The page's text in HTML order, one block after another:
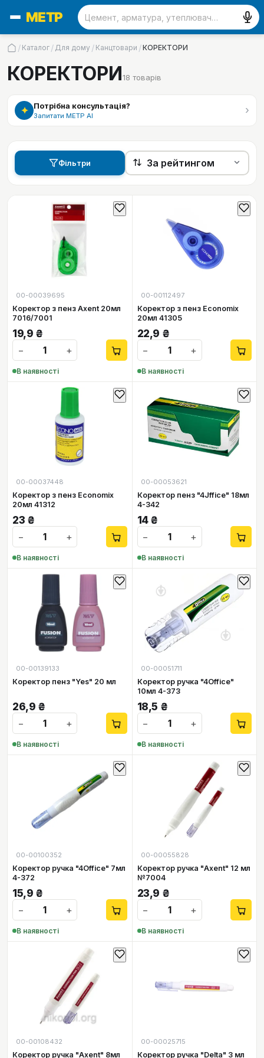
/ Каталог / Для дому / Канцтовари /КОРЕКТОРИ
КОРЕКТОРИ18 товарів
✦ Потрібна консультація?
Запитати МЕТР АІ ›
Фільтри
00-00039695
Коректор з пенз Axent 20мл
7016/7001
19,9 ₴
−
+
В наявності
00-00112497
Коректор з пенз Economix
20мл 41305
22,9 ₴
−
+
В наявності
00-00037448
Коректор з пенз Economix
20мл 41312
23 ₴
−
+
В наявності
00-00053621
Коректор пенз "4Jffice" 18мл
4-342
14₴
−
+
В наявності
00-00139133
Коректор пенз "Yes" 20 мл
26,9 ₴
−
+
В наявності
00-00051711
Коректор ручка "4Office"
10мл 4-373
18,5 ₴
−
+
В наявності
00-00100352
Коректор ручка "4Office" 7мл
4-372
15,9 ₴
−
+
В наявності
00-00055828
Коректор ручка "Axent" 12 мл
№7004
23,9 ₴
−
+
В наявності
00-00108432
Коректор ручка "Axent" 8мл
00-00025715
Коректор ручка "Delta" 3 мл